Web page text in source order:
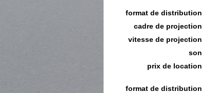
format de distribution
cadre de projection
vitesse de projection
son
prix de location
format de distribution